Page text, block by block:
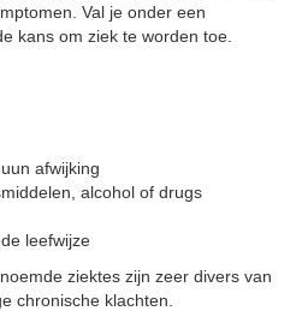
Val je onder een
kans om ziek te worden toe.
afwijking
alcohol of drugs
leefwijze
ziektes zijn zeer divers van
chronische klachten.